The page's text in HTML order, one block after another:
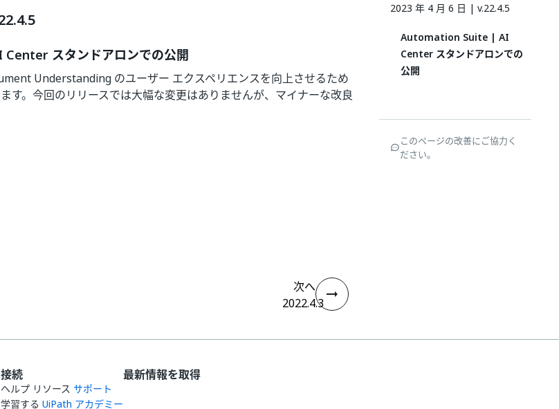
スタンドアロンでの公開
Understanding のユーザー エクスペリエンスを向上させるため
す。今回のリリースでは大幅な変更はありませんが、マイナーな改良
2023 年 4 月 6 日 | v.22.4.5
Automation Suite | AI
Center スタンドアロンでの
公開
このページの改善にご協力く
ださい。
次へ
2022.4.3
接続
ヘルプ リソース サポート
学習する UiPath アカデミー
最新情報を取得